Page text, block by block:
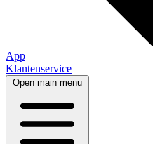
App
Klantenservice
Open main menu